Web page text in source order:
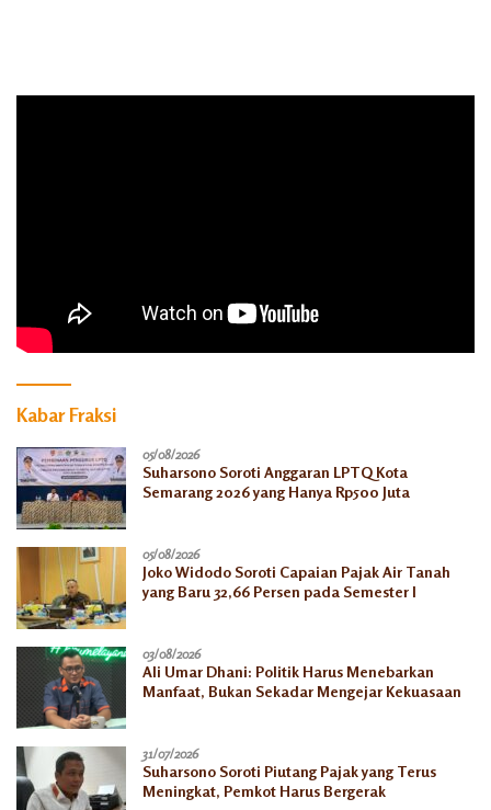
Kabar Fraksi
05/08/2026
Suharsono Soroti Anggaran LPTQ Kota
Semarang 2026 yang Hanya Rp500 Juta
05/08/2026
Joko Widodo Soroti Capaian Pajak Air Tanah
yang Baru 32,66 Persen pada Semester I
03/08/2026
Ali Umar Dhani: Politik Harus Menebarkan
Manfaat, Bukan Sekadar Mengejar Kekuasaan
31/07/2026
Suharsono Soroti Piutang Pajak yang Terus
Meningkat, Pemkot Harus Bergerak